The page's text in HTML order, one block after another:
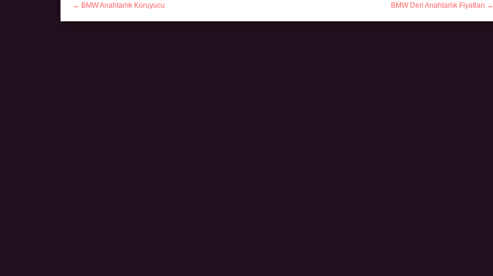
← BMW Anahtarlık Koruyucu BMW Deri Anahtarlık Fiyatları →